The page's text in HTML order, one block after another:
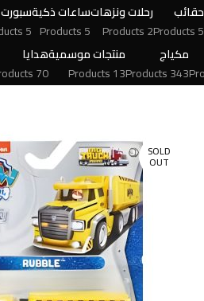
حقائب
5 Products
رحلات ونزهات
2 Products
ساعات ذكية
5 Products
سبورت
5 Products
مكياج
343 Products
منتجات موسمية
13 Products
هدايا
70 Products
SOLD
OUT